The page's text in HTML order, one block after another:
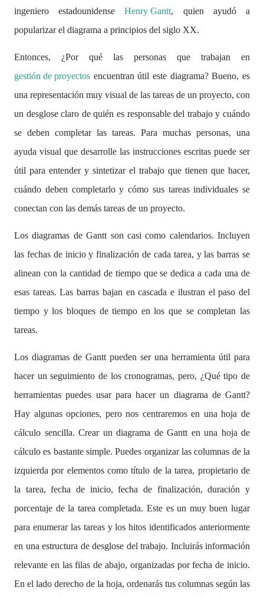
ingeniero estadounidenseHenry Gantt, quien ayudó a
popularizar el diagrama a principios del siglo XX.
Entonces, ¿Por qué las personas que trabajan en
gestión de proyectos encuentran útil este diagrama? Bueno, es
una representación muy visual de las tareas de un proyecto, con
un desglose claro de quién es responsable del trabajo y cuándo
se deben completar las tareas. Para muchas personas, una
ayuda visual que desarrolle las instrucciones escritas puede ser
útil para entender y sintetizar el trabajo que tienen que hacer,
cuándo deben completarlo y cómo sus tareas individuales se
conectan con las demás tareas de un proyecto.
Los diagramas de Gantt son casi como calendarios. Incluyen
las fechas de inicio y finalización de cada tarea, y las barras se
alinean con la cantidad de tiempo que se dedica a cada una de
esas tareas. Las barras bajan en cascada e ilustran el paso del
tiempo y los bloques de tiempo en los que se completan las
tareas.
Los diagramas de Gantt pueden ser una herramienta útil para
hacer un seguimiento de los cronogramas, pero, ¿Qué tipo de
herramientas puedes usar para hacer un diagrama de Gantt?
Hay algunas opciones, pero nos centraremos en una hoja de
cálculo sencilla. Crear un diagrama de Gantt en una hoja de
cálculo es bastante simple. Puedes organizar las columnas de la
izquierda por elementos como título de la tarea, propietario de
la tarea, fecha de inicio, fecha de finalización, duración y
porcentaje de la tarea completada. Este es un muy buen lugar
para enumerar las tareas y los hitos identificados anteriormente
en una estructura de desglose del trabajo. Incluirás información
relevante en las filas de abajo, organizadas por fecha de inicio.
En el lado derecho de la hoja, ordenarás tus columnas según las